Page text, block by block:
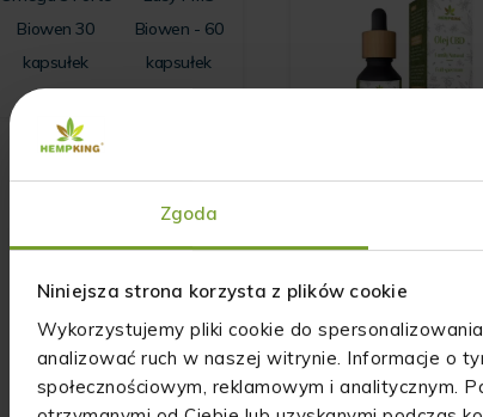
Zgoda
Niniejsza strona korzysta z plików cookie
Wykorzystujemy pliki cookie do
analizować ruch w naszej witrynie. Informacje o
społecznościowym, reklamowym i analitycznym.
Natural 5% 50
229.00zł
DOWIEDZ SIĘ
Biowen 30
kapsułek
35.99
Biowen - 60
kapsułek